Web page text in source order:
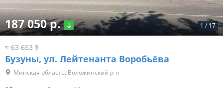
1 / 17
187 050 р.
≈ 63 653 $
Бузуны, ул. Лейтенанта Воробьёва
Минская область, Воложинский р-н